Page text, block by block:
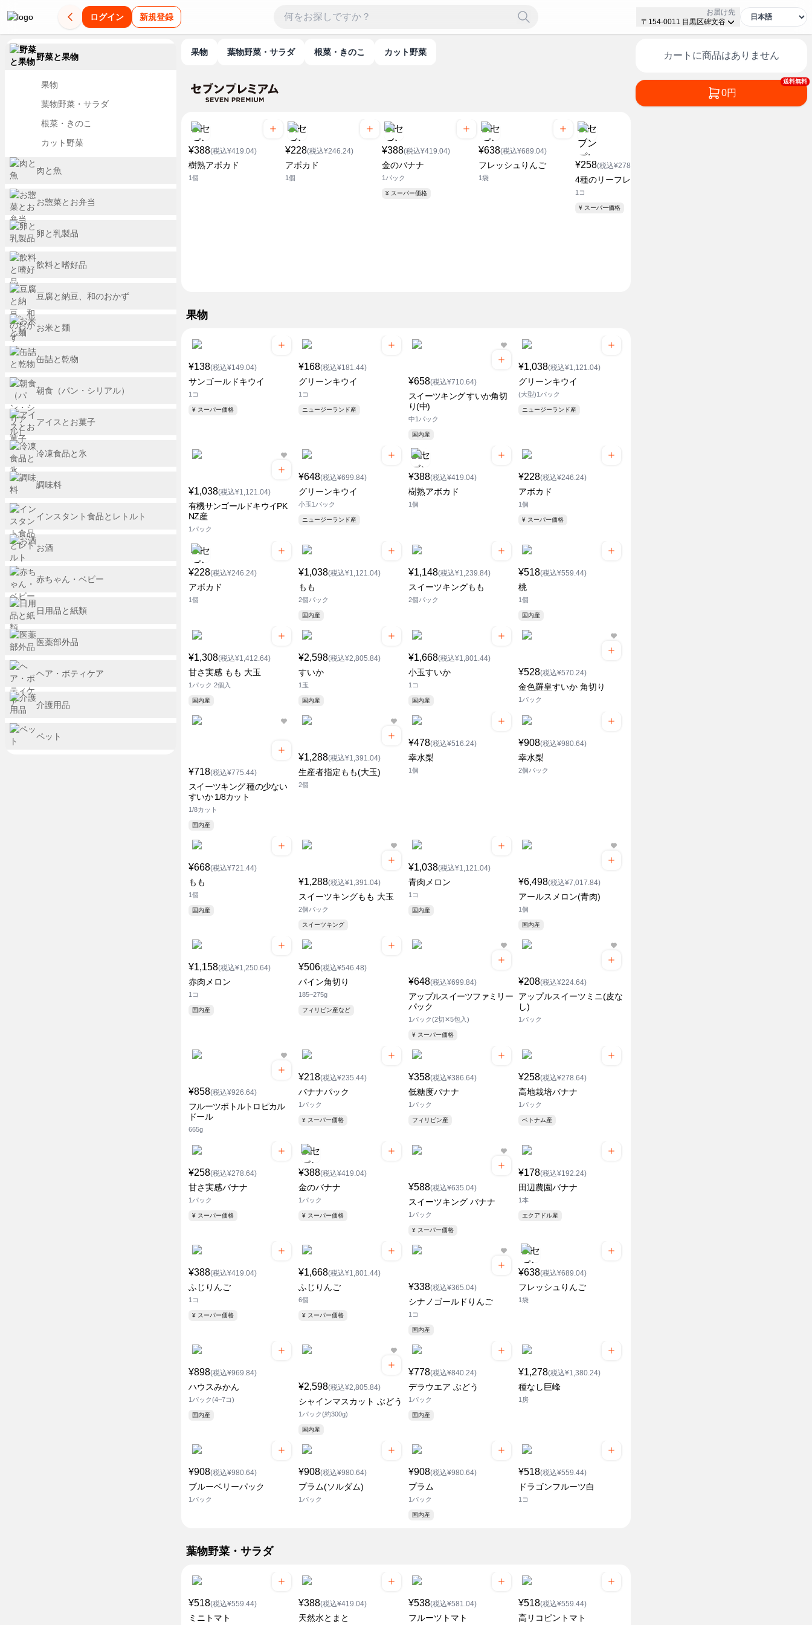
ログイン 新規登録
お届け先
〒154-0011 目黒区碑文谷
果物 葉物野菜・サラダ 根菜・きのこ カット野菜
¥388(税込¥419.04)
樹熟アボカド
1個
¥228(税込¥246.24)
アボカド
1個
¥388(税込¥419.04)
金のバナナ
1パック
¥ スーパー価格
¥638(税込¥689.04)
フレッシュりんご
1袋
¥258(税込¥278.64)
4種のリーフレタス
1コ
¥ スーパー価格
果物
¥138(税込¥149.04)
サンゴールドキウイ
1コ
¥ スーパー価格
¥168(税込¥181.44)
グリーンキウイ
1コ
ニュージーランド産
¥658(税込¥710.64)
スイーツキング すいか角切
り(中)
中1パック
国内産
¥1,038(税込¥1,121.04)
グリーンキウイ
(大型)1パック
ニュージーランド産
¥1,038(税込¥1,121.04)
有機サンゴールドキウイPK
NZ産
1パック
¥648(税込¥699.84)
グリーンキウイ
小玉1パック
ニュージーランド産
¥388(税込¥419.04)
樹熟アボカド
1個
¥228(税込¥246.24)
アボカド
1個
¥ スーパー価格
¥228(税込¥246.24)
アボカド
1個
¥1,038(税込¥1,121.04)
もも
2個パック
国内産
¥1,148(税込¥1,239.84)
スイーツキングもも
2個パック
¥518(税込¥559.44)
桃
1個
国内産
¥1,308(税込¥1,412.64)
甘さ実感 もも 大玉
1パック 2個入
国内産
¥2,598(税込¥2,805.84)
すいか
1玉
国内産
¥1,668(税込¥1,801.44)
小玉すいか
1コ
国内産
¥528(税込¥570.24)
金色羅皇すいか 角切り
1パック
¥718(税込¥775.44)
スイーツキング 種の少ない
すいか 1/8カット
1/8カット
国内産
¥1,288(税込¥1,391.04)
生産者指定もも(大玉)
2個
¥478(税込¥516.24)
幸水梨
1個
¥908(税込¥980.64)
幸水梨
2個パック
¥668(税込¥721.44)
もも
1個
国内産
¥1,288(税込¥1,391.04)
スイーツキングもも 大玉
2個パック
スイーツキング
¥1,038(税込¥1,121.04)
青肉メロン
1コ
国内産
¥6,498(税込¥7,017.84)
アールスメロン(青肉)
1個
国内産
¥1,158(税込¥1,250.64)
赤肉メロン
1コ
国内産
¥506(税込¥546.48)
パイン角切り
185~275g
フィリピン産など
¥648(税込¥699.84)
アップルスイーツファミリー
パック
1パック(2切✕5包入)
¥ スーパー価格
¥208(税込¥224.64)
アップルスイーツミニ(皮な
し)
1パック
¥858(税込¥926.64)
フルーツボトルトロピカル
ドール
665g
¥218(税込¥235.44)
バナナパック
1パック
¥ スーパー価格
¥358(税込¥386.64)
低糖度バナナ
1パック
フィリピン産
¥258(税込¥278.64)
高地栽培バナナ
1パック
ベトナム産
¥258(税込¥278.64)
甘さ実感バナナ
1パック
¥ スーパー価格
¥388(税込¥419.04)
金のバナナ
1パック
¥ スーパー価格
¥588(税込¥635.04)
スイーツキング バナナ
1パック
¥ スーパー価格
¥178(税込¥192.24)
田辺農園バナナ
1本
エクアドル産
¥388(税込¥419.04)
ふじりんご
1コ
¥ スーパー価格
¥1,668(税込¥1,801.44)
ふじりんご
6個
¥ スーパー価格
¥338(税込¥365.04)
シナノゴールドりんご
1コ
国内産
¥638(税込¥689.04)
フレッシュりんご
1袋
¥898(税込¥969.84)
ハウスみかん
1パック(4~7コ)
国内産
¥2,598(税込¥2,805.84)
シャインマスカット ぶどう
1パック(約300g)
国内産
¥778(税込¥840.24)
デラウエア ぶどう
1パック
国内産
¥1,278(税込¥1,380.24)
種なし巨峰
1房
¥908(税込¥980.64)
ブルーベリーパック
1パック
¥908(税込¥980.64)
プラム(ソルダム)
1パック
¥908(税込¥980.64)
プラム
1パック
国内産
¥518(税込¥559.44)
ドラゴンフルーツ白
1コ
葉物野菜・サラダ
¥518(税込¥559.44)
ミニトマト
¥388(税込¥419.04)
天然水とまと
¥538(税込¥581.04)
フルーツトマト
¥518(税込¥559.44)
高リコピントマト
カートに商品はありません
送料無料
0円
野菜と果物
果物
葉物野菜・サラダ
根菜・きのこ
カット野菜
肉と魚
お惣菜とお弁当
卵と乳製品
飲料と嗜好品
豆腐と納豆、和のおかず
お米と麺
缶詰と乾物
朝食（パン・シリアル）
アイスとお菓子
冷凍食品と氷
調味料
インスタント食品とレトルト
お酒
赤ちゃん・ベビー
日用品と紙類
医薬部外品
ヘア・ボティケア
介護用品
ペット